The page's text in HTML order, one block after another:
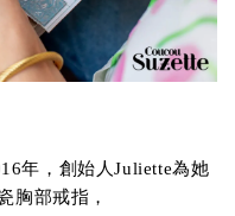
年，創始人Juliette為她
胸部戒指，